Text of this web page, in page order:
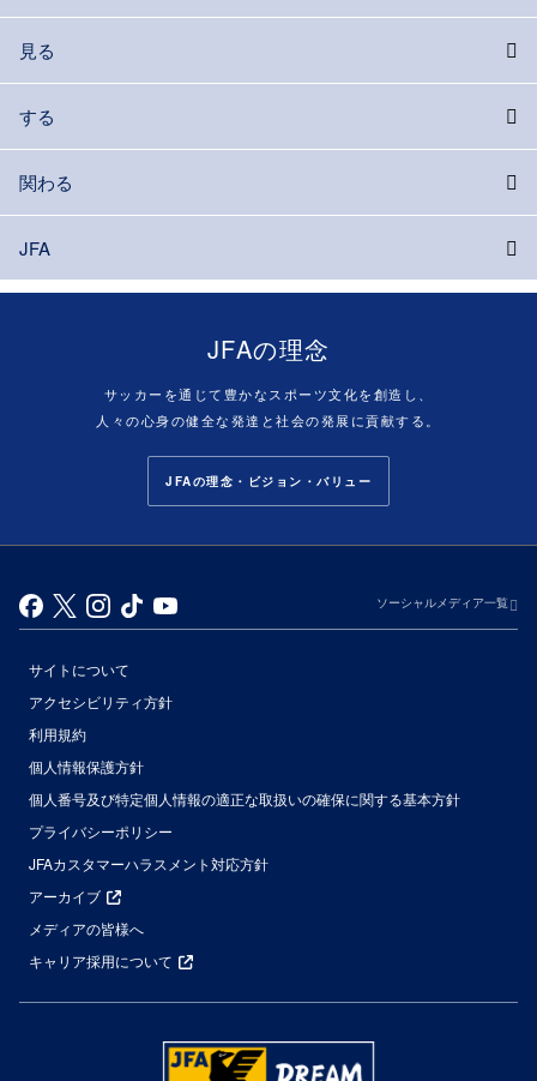
見る
する
関わる
JFA
JFAの理念
サッカーを通じて豊かなスポーツ文化を創造し、
人々の心身の健全な発達と社会の発展に貢献する。
JFAの理念・ビジョン・バリュー
ソーシャルメディア一覧
サイトについて
アクセシビリティ方針
利用規約
個人情報保護方針
個人番号及び特定個人情報の適正な取扱いの確保に関する基本方針
プライバシーポリシー
JFAカスタマーハラスメント対応方針
アーカイブ
メディアの皆様へ
キャリア採用について